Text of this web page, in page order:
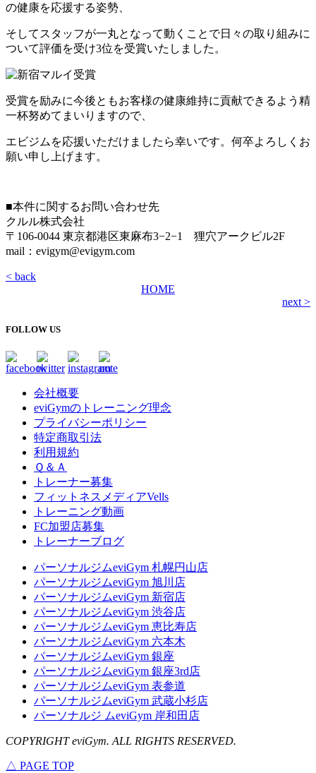
の健康を応援する姿勢、
そしてスタッフが一丸となって動くことで日々の取り組みに
ついて評価を受け3位を受賞いたしました。
受賞を励みに今後ともお客様の健康維持に貢献できるよう精
一杯努めてまいりますので、
エビジムを応援いただけましたら幸いです。何卒よろしくお
願い申し上げます。
■本件に関するお問い合わせ先
クルル株式会社
〒106-0044 東京都港区東麻布3−2−1 狸穴アークビル2F
mail：evigym@evigym.com
< back
HOME
next >
FOLLOW US
会社概要
eviGymのトレーニング理念
プライバシーポリシー
特定商取引法
利用規約
Ｑ＆Ａ
トレーナー募集
フィットネスメディアVells
トレーニング動画
FC加盟店募集
トレーナーブログ
パーソナルジムeviGym 札幌円山店
パーソナルジムeviGym 旭川店
パーソナルジムeviGym 新宿店
パーソナルジムeviGym 渋谷店
パーソナルジムeviGym 恵比寿店
パーソナルジムeviGym 六本木
パーソナルジムeviGym 銀座
パーソナルジムeviGym 銀座3rd店
パーソナルジムeviGym 表参道
パーソナルジムeviGym 武蔵小杉店
パーソナルジ ムeviGym 岸和田店
COPYRIGHT eviGym. ALL RIGHTS RESERVED.
△ PAGE TOP